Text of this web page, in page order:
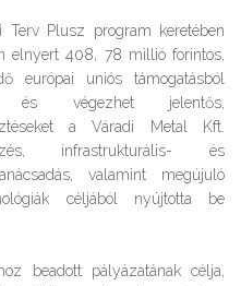
Terv Plusz program keretében
elnyert 408, 78 millió forintos,
európai uniós támogatásból
és végezhet jelentős,
a Váradi Metal Kft.
infrastrukturális- és
valamint megújuló
céljából nyújtotta be
beadott pályázatának célja,